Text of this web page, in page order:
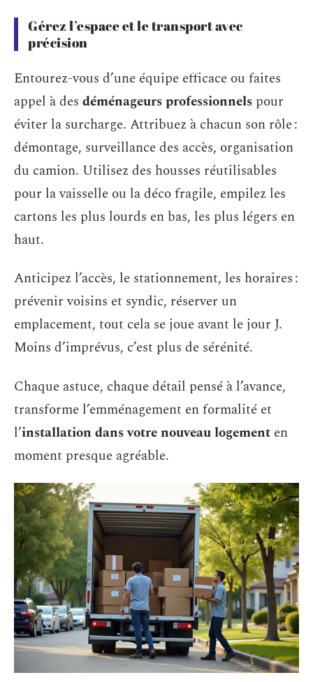
Gérez l’espace et le transport avec
précision
Entourez-vous d’une équipe efficace ou faites
appel à des déménageurs professionnels pour
éviter la surcharge. Attribuez à chacun son rôle :
démontage, surveillance des accès, organisation
du camion. Utilisez des housses réutilisables
pour la vaisselle ou la déco fragile, empilez les
cartons les plus lourds en bas, les plus légers en
haut.
Anticipez l’accès, le stationnement, les horaires :
prévenir voisins et syndic, réserver un
emplacement, tout cela se joue avant le jour J.
Moins d’imprévus, c’est plus de sérénité.
Chaque astuce, chaque détail pensé à l’avance,
transforme l’emménagement en formalité et
l’installation dans votre nouveau logement en
moment presque agréable.